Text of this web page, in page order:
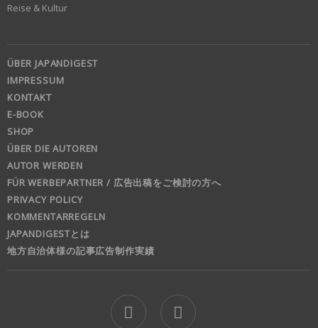
Reise & Kultur
ÜBER JAPANDIGEST
IMPRESSUM
KONTAKT
E-BOOK
SHOP
ÜBER DIE AUTOREN
AUTOR WERDEN
FÜR WERBEPARTNER / 広告出稿をご検討の方へ
PRIVACY POLICY
KOMMENTARREGELN
JAPANDIGESTとは
地方自治体様の記事広告制作実績